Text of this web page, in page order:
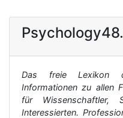
Das freie Lexikon
Informationen zu allen
für Wissenschaftler,
Interessierten.